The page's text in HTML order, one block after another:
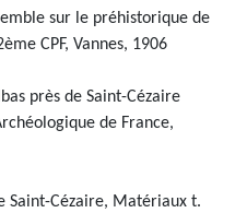
sur le préhistorique de
CPF, Vannes, 1906
près de Saint-Cézaire
de France,
Saint-Cézaire, Matériaux t.